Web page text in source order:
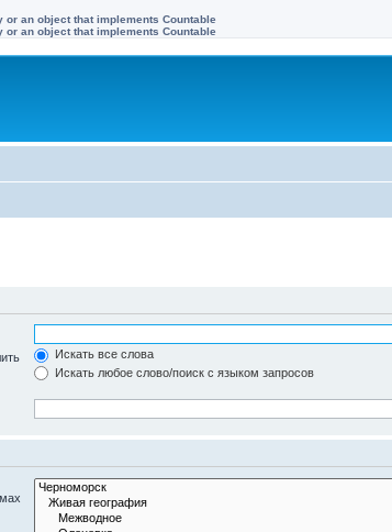
or an object that implements Countable
or an object that implements Countable
Искать все слова
Искать любое слово/поиск с языком запросов